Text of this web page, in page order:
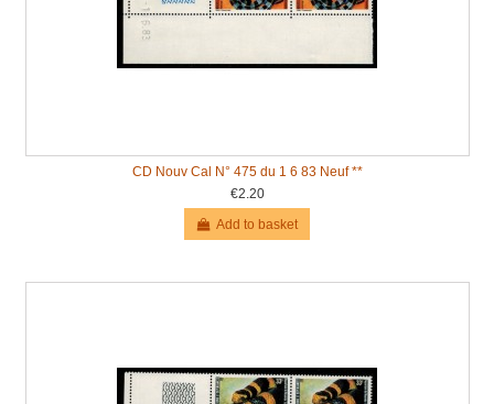
CD Nouv Cal N° 475 du 1 6 83 Neuf **
€2.20
Add to basket